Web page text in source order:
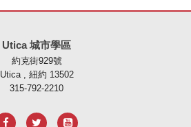
Utica 城市學區
約克街929號
Utica , 紐約 13502
315-792-2210